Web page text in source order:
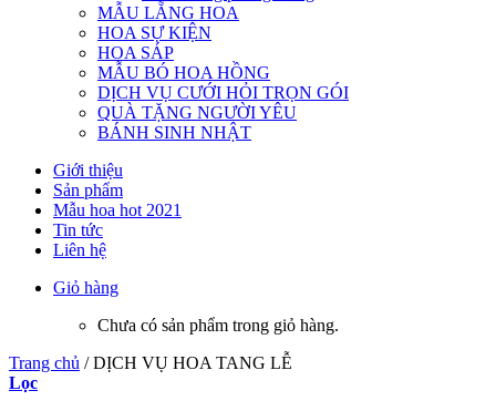
MẪU LẴNG HOA
HOA SỰ KIỆN
HOA SÁP
MẪU BÓ HOA HỒNG
DỊCH VỤ CƯỚI HỎI TRỌN GÓI
QUÀ TẶNG NGƯỜI YÊU
BÁNH SINH NHẬT
Giới thiệu
Sản phẩm
Mẫu hoa hot 2021
Tin tức
Liên hệ
Giỏ hàng
Chưa có sản phẩm trong giỏ hàng.
Trang chủ /DỊCH VỤ HOA TANG LỄ
Lọc